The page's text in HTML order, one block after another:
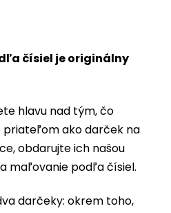
čísiel je originálny
hlavu nad tým, čo
ako darček na
obdarujte ich našou
maľovanie podľa čísiel.
darčeky: okrem toho,